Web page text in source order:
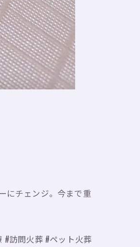
にチェンジ。今まで重
#訪問火葬 #ペット火葬